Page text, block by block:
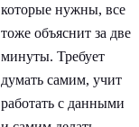
которые нужны, все
тоже объяснит за две
минуты. Требует
думать самим, учит
работать с данными